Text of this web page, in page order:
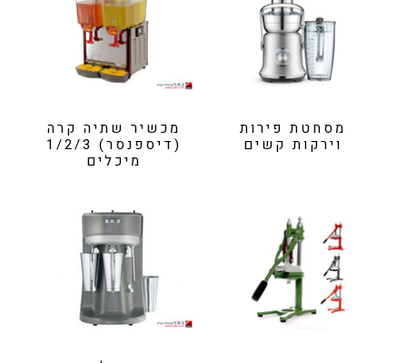
מסחטת פירות
וירקות קשים
מכשיר שתיה קרה
(דיספנסר) 1/2/3
מיכלים